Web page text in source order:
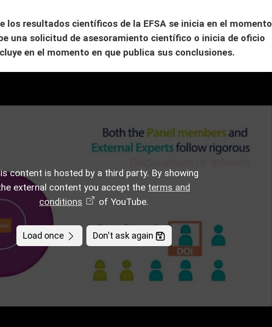
los resultados científicos de la EFSA se inicia en el momento
una solicitud de asesoramiento científico o inicia de oficio
en el momento en que publica sus conclusiones.
content is hosted by a third party. By showing
external content you accept the terms and
conditions
of YouTube.
Load once Don't ask again
(QPS)